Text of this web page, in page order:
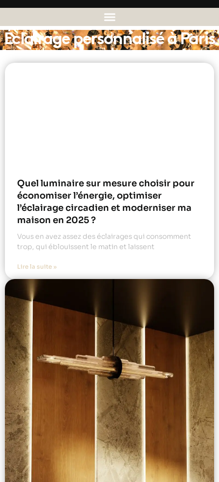
Éclairage personnalisé à Paris
Quel luminaire sur mesure choisir pour
économiser l’énergie, optimiser
l’éclairage circadien et moderniser ma
maison en 2025 ?
Vous en avez assez des éclairages qui consomment
trop, qui éblouissent le matin et laissent
Lire la suite »